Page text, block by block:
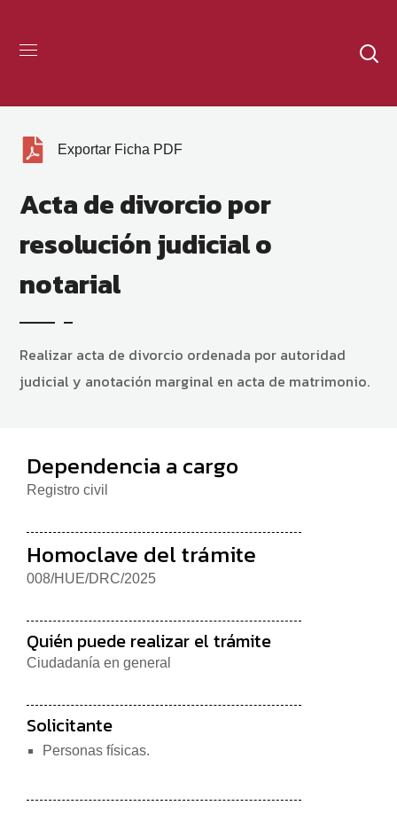
Acta de divorcio por
resolución judicial o
notarial
Realizar acta de divorcio ordenada por autoridad
judicial y anotación marginal en acta de matrimonio.
Exportar Ficha PDF
Dependencia a cargo
Registro civil
Homoclave del trámite
008/HUE/DRC/2025
Quién puede realizar el trámite
Ciudadanía en general
Solicitante
Personas físicas.